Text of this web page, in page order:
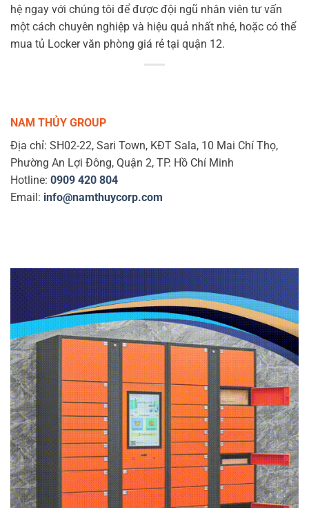
hệ ngay với chúng tôi để được đội ngũ nhân viên tư vấn
một cách chuyên nghiệp và hiệu quả nhất nhé, hoặc có thể
mua tủ Locker văn phòng giá rẻ tại quận 12.
NAM THỦY GROUP
Địa chỉ: SH02-22, Sari Town, KĐT Sala, 10 Mai Chí Thọ,
Phường An Lợi Đông, Quận 2, TP. Hồ Chí Minh
Hotline: 0909 420 804
Email: info@namthuycorp.com